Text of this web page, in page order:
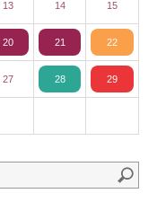
13 14 15
20 21 22
27 28 29